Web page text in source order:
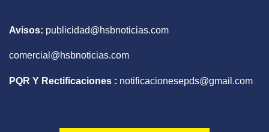
Avisos: publicidad@hsbnoticias.com
comercial@hsbnoticias.com
PQR Y Rectificaciones : notificacionesepds@gmail.com